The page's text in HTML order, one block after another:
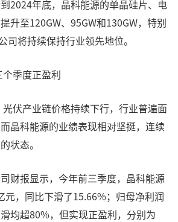
2024年底，晶科能源的单晶硅片、电
升至120GW、95GW和130GW，特别
司将持续保持行业领先地位。
季度正盈利
伏产业链价格持续下行，行业普遍面
晶科能源的业绩表现相对坚挺，连续
状态。
财报显示，今年前三季度，晶科能源
元，同比下滑了15.66%；归母净利润
均超80%，但实现正盈利，分别为